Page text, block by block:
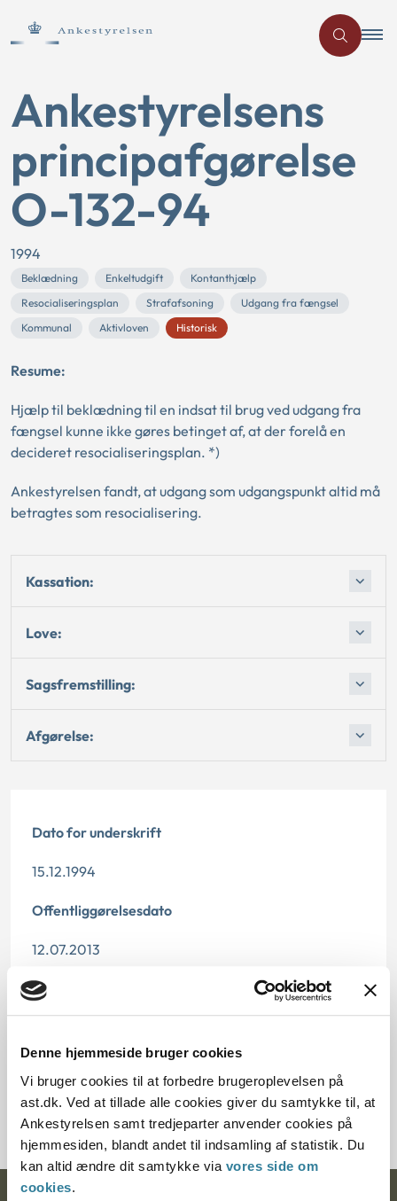
Denne hjemmeside bruger cookies
Vi bruger cookies til at forbedre brugeroplevelsen på
ast.dk. Ved at tillade alle cookies giver du samtykke til, at
Ankestyrelsen samt tredjeparter anvender cookies på
hjemmesiden, blandt andet til indsamling af statistik. Du
kan altid ændre dit samtykke via vores side om
cookies.
Ankestyrelsens
principafgørelse
O-132-94
1994
Beklædning Enkeltudgift
Kontanthjælp
Resocialiseringsplan
Strafafsoning
Udgang fra fængsel
Kommunal
Aktivloven Historisk
Resume:
Hjælp til beklædning til en indsat til brug ved udgang fra
fængsel kunne ikke gøres betinget af, at der forelå en
decideret resocialiseringsplan. *)
Ankestyrelsen fandt, at udgang som udgangspunkt altid må
betragtes som resocialisering.
Kassation:
Love:
Sagsfremstilling:
Afgørelse:
Dato for underskrift
15.12.1994
Offentliggørelsesdato
12.07.2013
Paragraf
20482-93